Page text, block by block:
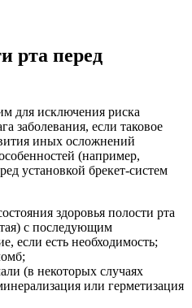
рта перед
для исключения риска
заболевания, если таковое
иных осложнений
(например,
установкой брекет-систем
здоровья полости рта
с последующим
если есть необходимость;
(в некоторых случаях
или герметизация